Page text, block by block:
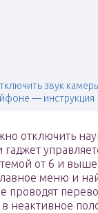
звук
— инструкция
отключить
гаджет
от 6 и
меню и
проводят
неактивное